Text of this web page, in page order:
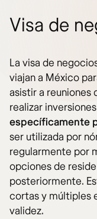
Visa de
La visa de
viajan a México
asistir a reuniones
realizar
específicamente
ser utilizada por
regularmente por
opciones de
posteriormente.
cortas y múltiples
validez.